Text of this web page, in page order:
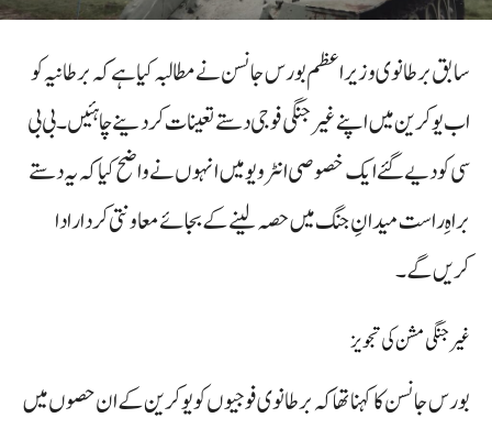
سابق برطانوی وزیراعظم بورس جانسن نے مطالبہ کیا ہے کہ برطانیہ کو
اب یوکرین میں اپنے غیر جنگی فوجی دستے تعینات کر دینے چاہئیں۔ بی بی
سی کو دیے گئے ایک خصوصی انٹرویو میں انہوں نے واضح کیا کہ یہ دستے
براہِ راست میدانِ جنگ میں حصہ لینے کے بجائے معاونتی کردار ادا
کریں گے۔
غیر جنگی مشن کی تجویز
بورس جانسن کا کہنا تھا کہ برطانوی فوجیوں کو یوکرین کے ان حصوں میں